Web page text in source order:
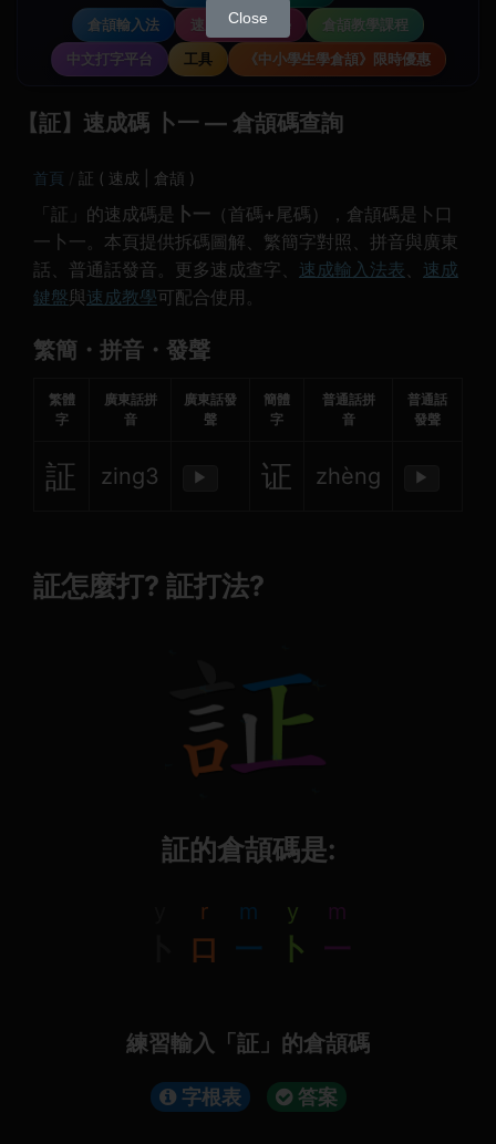
倉頡輸入法
速成輸入法教學
倉頡教學課程
中文打字平台
工具 《中小學生學倉頡》限時優惠
【証】速成碼 卜一 — 倉頡碼查詢
首頁 証 ( 速成 | 倉頡 )
「証」的速成碼是 卜一 （首碼+尾碼），倉頡碼是卜口
一卜一。本頁提供拆碼圖解、繁簡字對照、拼音與廣東
話、普通話發音。更多速成查字、 速成輸入法表、 速成
鍵盤與速成教學可配合使用。
繁簡・拼音・發聲
繁體
字
廣東話拼
音
廣東話發
聲
簡體
字
普通話拼
音
普通話
發聲
証 zing3 ▶ 证 zhèng ▶
証怎麼打? 証打法?
証的倉頡碼是:
r
口
m
一
y
卜
m
一
練習輸入「証」的倉頡碼
字根表 答案
Close